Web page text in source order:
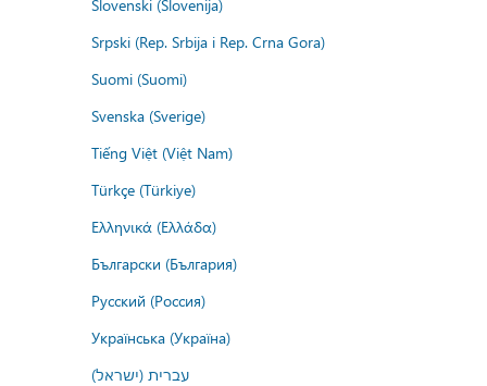
Slovenski (Slovenija)
Srpski (Rep. Srbija i Rep. Crna Gora)
Suomi (Suomi)
Svenska (Sverige)
Tiếng Việt (Việt Nam)
Türkçe (Türkiye)
Ελληνικά (Ελλάδα)
Български (България)
Русский (Россия)
Українська (Україна)
עברית (ישראל)